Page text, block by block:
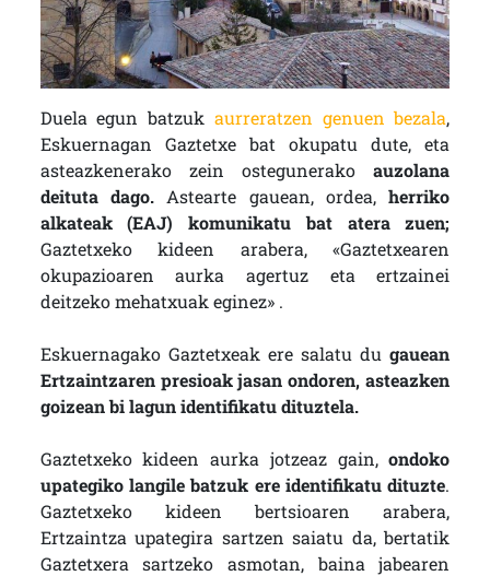
Duela egun batzuk aurreratzen genuen bezala,
Eskuernagan Gaztetxe bat okupatu dute, eta
asteazkenerako zein ostegunerakoauzolana
deituta dago. Astearte gauean, ordea,herriko
alkateak (EAJ) komunikatu bat atera zuen;
Gaztetxeko kideen arabera, «Gaztetxearen
okupazioaren aurka agertuz eta ertzainei
deitzeko mehatxuak eginez» .
Eskuernagako Gaztetxeak ere salatu dugauean
Ertzaintzaren presioak jasan ondoren, asteazken
goizean bi lagun identifikatu dituztela.
Gaztetxeko kideen aurka jotzeaz gain,ondoko
upategiko langile batzuk ere identifikatu dituzte.
Gaztetxeko kideen bertsioaren arabera,
Ertzaintza upategira sartzen saiatu da, bertatik
Gaztetxera sartzeko asmotan, baina jabearen